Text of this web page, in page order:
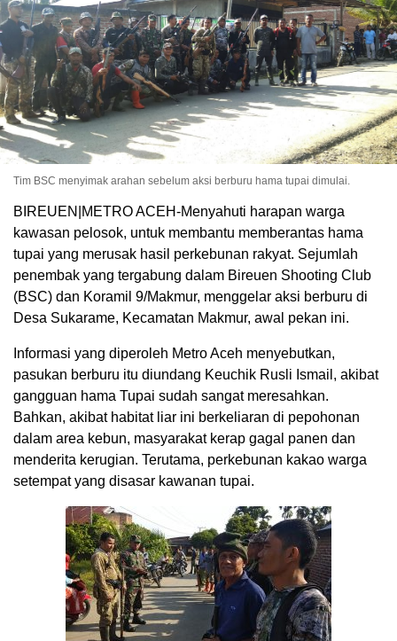
Tim BSC menyimak arahan sebelum aksi berburu hama tupai dimulai.
BIREUEN|METRO ACEH-Menyahuti harapan warga
kawasan pelosok, untuk membantu memberantas hama
tupai yang merusak hasil perkebunan rakyat. Sejumlah
penembak yang tergabung dalam Bireuen Shooting Club
(BSC) dan Koramil 9/Makmur, menggelar aksi berburu di
Desa Sukarame, Kecamatan Makmur, awal pekan ini.
Informasi yang diperoleh Metro Aceh menyebutkan,
pasukan berburu itu diundang Keuchik Rusli Ismail, akibat
gangguan hama Tupai sudah sangat meresahkan.
Bahkan, akibat habitat liar ini berkeliaran di pepohonan
dalam area kebun, masyarakat kerap gagal panen dan
menderita kerugian. Terutama, perkebunan kakao warga
setempat yang disasar kawanan tupai.